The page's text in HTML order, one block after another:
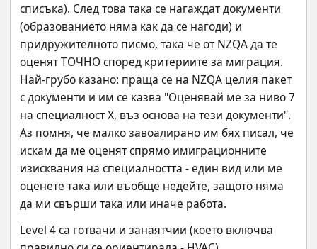
списъка). След това така се нагаждат документи
(образованието няма как да се нагоди) и
придружителното писмо, така че от NZQA да те
оценят ТОЧНО според критериите за миграция.
Най-грубо казано: праща се на NZQA целия пакет
с документи и им се казва "Оценявай ме за ниво 7
на специалност Х, въз основа на тези документи".
Аз помня, че малко завоалирано им бях писал, че
искам да ме оценят спрямо имиграционните
изисквания на специалността - един вид или ме
оценете така или въобще недейте, защото няма
да ми свърши така или иначе работа.
Level 4 са готвачи и занаятчии (което включва